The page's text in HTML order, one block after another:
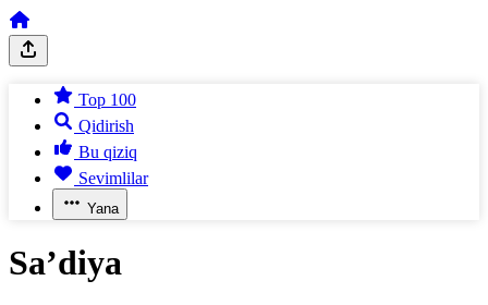
Top 100
Qidirish
Bu qiziq
Sevimlilar
Yana
Sa’diya